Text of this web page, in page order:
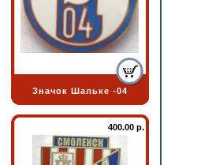
Значок Шальке -04
400.00 р.